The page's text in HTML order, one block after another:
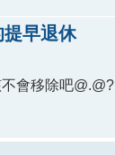
早退休
會移除吧@.@?